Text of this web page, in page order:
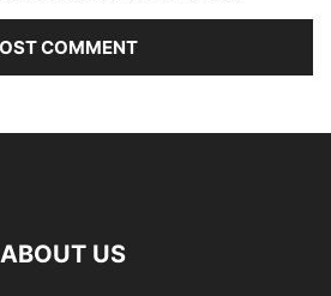
ABOUT US